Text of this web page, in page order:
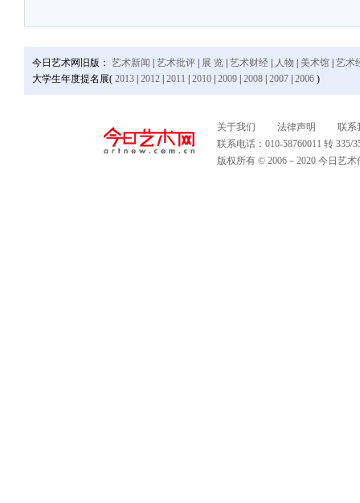
今日艺术网旧版： 艺术新闻 艺术批评 展 览 艺术财经 人物 美术馆 艺术
大学生年度提名展( 2013 2012 2011 2010 2009 2008 2007 2006 )
关于我们 法律声明
联系
联系电话：010-58760011 转
版权所有 © 2006－2020 今日艺